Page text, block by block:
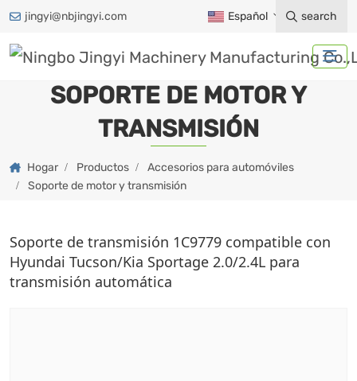
jingyi@nbjingyi.com Español search
SOPORTE DE MOTOR Y
TRANSMISIÓN
Hogar Productos
Accesorios para automóviles
Soporte de motor y transmisión
Soporte de transmisión 1C9779 compatible con
Hyundai Tucson/Kia Sportage 2.0/2.4L para
transmisión automática